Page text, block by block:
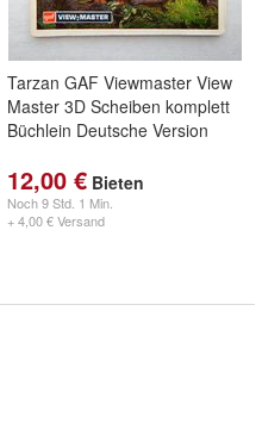
Tarzan GAF Viewmaster View
Master 3D Scheiben komplett
Büchlein Deutsche Version
12,00 € Bieten
Noch9 Std. 1 Min.
+ 4,00 € Versand